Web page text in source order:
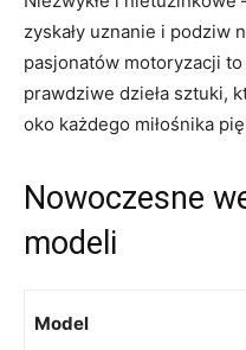
zyskały ‍uznanie⁤ i ⁣podziw
pasjonatów motoryzacji
prawdziwe dzieła sztuki,
oko każdego ​miłośnika
Nowoczesne
modeli
Model